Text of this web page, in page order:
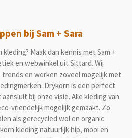
bij Sam + Sara
Maak dan kennis met Sam +
en webwinkel uit Sittard. Wij
en werken zoveel mogelijk met
Drykorn is een perfect
bij onze visie. Alle kleding van
vriendelijk mogelijk gemaakt. Zo
als gerecycled wol en organic
kleding natuurlijk hip, mooi en